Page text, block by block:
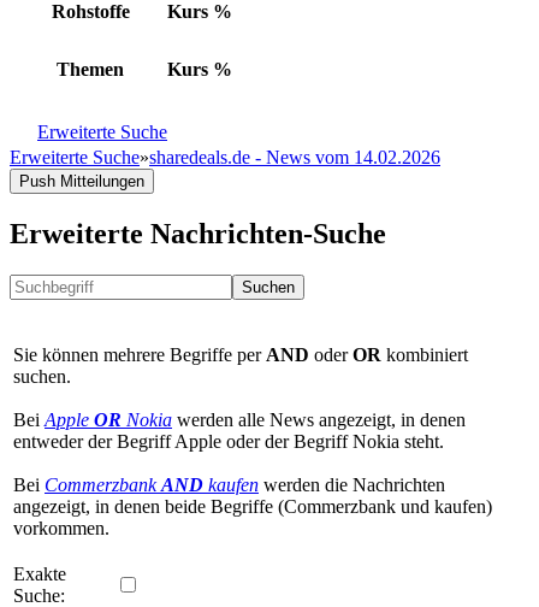
Rohstoffe Kurs %
Themen Kurs %
Erweiterte Suche
Erweiterte Suche»sharedeals.de - News vom 14.02.2026
Push Mitteilungen
Erweiterte Nachrichten-Suche
Suchen
Sie können mehrere Begriffe per AND oderOR kombiniert
suchen.
Bei Apple OR Nokia werden alle News angezeigt, in denen
entweder der Begriff Apple oder der Begriff Nokia steht.
Bei CommerzbankAND kaufen werden die Nachrichten
angezeigt, in denen beide Begriffe (Commerzbank und kaufen)
vorkommen.
Exakte
Suche: